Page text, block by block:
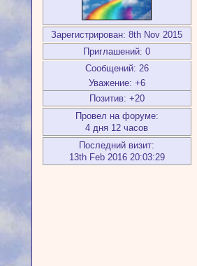
Зарегистрирован: 8th Nov 2015
Приглашений: 0
Сообщений: 26
Уважение: +6
Позитив: +20
Провел на форуме:
4 дня 12 часов
Последний визит:
13th Feb 2016 20:03:29